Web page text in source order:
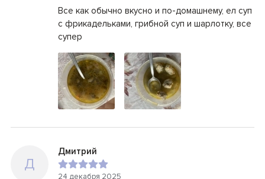
Все как обычно вкусно и по-домашнему, ел суп
с фрикадельками, грибной суп и шарлотку, все
супер
Д
Дмитрий
24 декабря 2025